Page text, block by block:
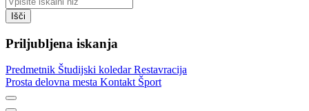
Išči
Priljubljena iskanja
Predmetnik Študijski koledarRestavracija
Prosta delovna mesta Kontakt Šport